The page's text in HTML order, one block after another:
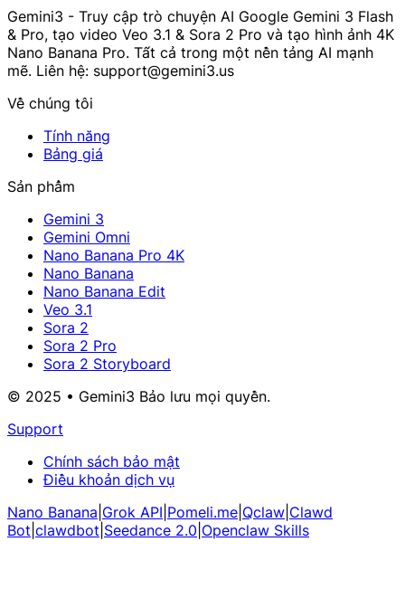
Gemini3 - Truy cập trò chuyện AI Google Gemini 3 Flash
& Pro, tạo video Veo 3.1 & Sora 2 Pro và tạo hình ảnh 4K
Nano Banana Pro. Tất cả trong một nền tảng AI mạnh
mẽ. Liên hệ: support@gemini3.us
Về chúng tôi
Tính năng
Bảng giá
Sản phẩm
Gemini 3
Gemini Omni
Nano Banana Pro 4K
Nano Banana
Nano Banana Edit
Veo 3.1
Sora 2
Sora 2 Pro
Sora 2 Storyboard
© 2025 • Gemini3 Bảo lưu mọi quyền.
Support
Chính sách bảo mật
Điều khoản dịch vụ
Nano Banana Grok API Pomeli.me Qclaw Clawd
Bot clawdbot Seedance 2.0 Openclaw Skills